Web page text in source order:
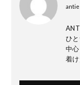
antie
ひ
中
着